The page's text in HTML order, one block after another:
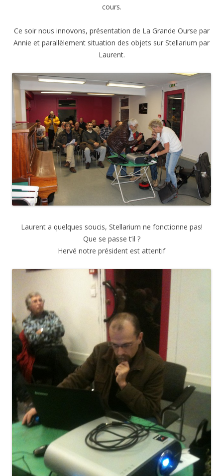
cours.
Ce soir nous innovons, présentation de La Grande Ourse par
Annie et parallèlement situation des objets sur Stellarium par
Laurent.
Laurent a quelques soucis, Stellarium ne fonctionne pas!
Que se passe t’il ?
Hervé notre président est attentif